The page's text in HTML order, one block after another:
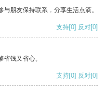
朋友保持联系，分享生活点滴。
支持[0] 反对[0]
钱又省心。
支持[0] 反对[0]